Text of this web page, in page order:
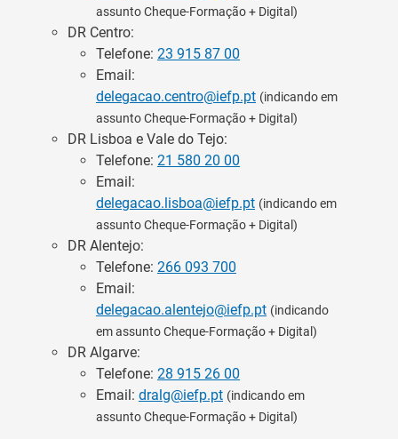
assunto Cheque-Formação + Digital)
DR Centro:
Telefone: 23 915 87 00
Email:
delegacao.centro@iefp.pt (indicando em
assunto Cheque-Formação + Digital)
DR Lisboa e Vale do Tejo:
Telefone: 21 580 20 00
Email:
delegacao.lisboa@iefp.pt (indicando em
assunto Cheque-Formação + Digital)
DR Alentejo:
Telefone: 266 093 700
Email:
delegacao.alentejo@iefp.pt (indicando
em assunto Cheque-Formação + Digital)
DR Algarve:
Telefone: 28 915 26 00
Email: dralg@iefp.pt (indicando em
assunto Cheque-Formação + Digital)